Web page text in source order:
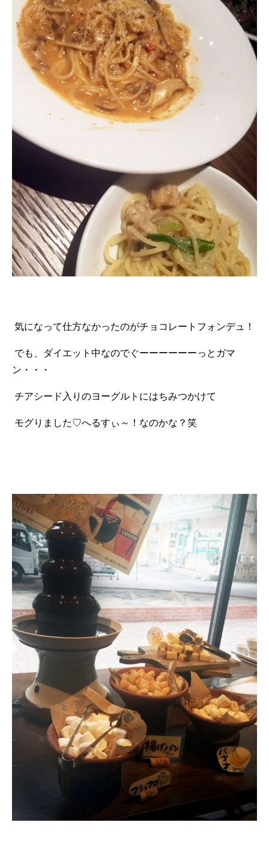
気になって仕方なかったのがチョコレートフォンデュ！
でも、ダイエット中なのでぐーーーーーーっとガマ
ン・・・
チアシード入りのヨーグルトにはちみつかけて
モグりました♡へるすぃ～！なのかな？笑